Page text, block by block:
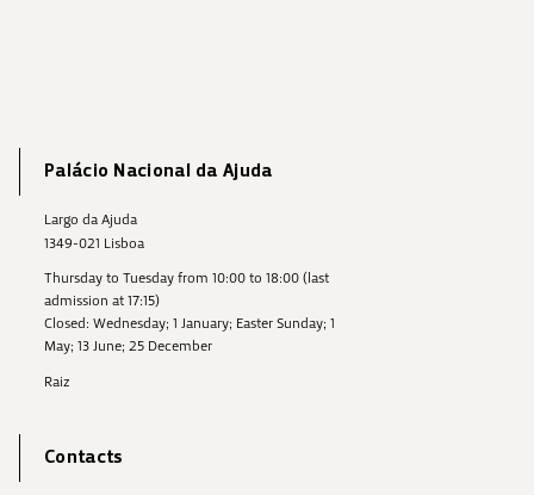
Palácio Nacional da Ajuda
Largo da Ajuda
1349-021 Lisboa
Thursday to Tuesday from 10:00 to 18:00 (last
admission at 17:15)
Closed: Wednesday; 1 January; Easter Sunday; 1
May; 13 June; 25 December
Raiz
Contacts